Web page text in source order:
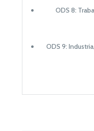
ODS 8:
ODS 9: